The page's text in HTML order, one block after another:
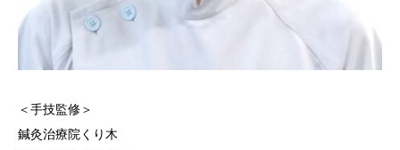
＜手技監修＞
鍼灸治療院くり木